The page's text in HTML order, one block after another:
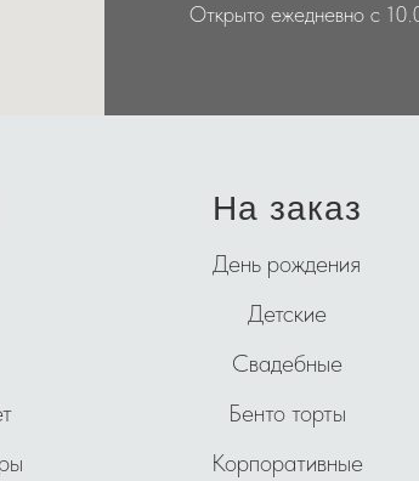
Открыто ежедневно с
На заказ
День рождения
Детские
Свадебные
Бенто торты
Корпоративные